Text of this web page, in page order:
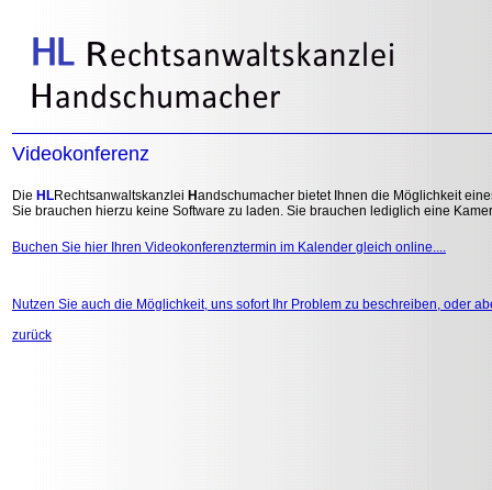
Videokonferenz
Die HLRechtsanwaltskanzlei Handschumacher bietet Ihnen die Möglichkeit
Sie brauchen hierzu keine Software zu laden. Sie brauchen lediglich eine
Buchen Sie hier Ihren Videokonferenztermin im Kalender gleich online....
Nutzen Sie auch die Möglichkeit, uns sofort Ihr Problem zu beschreiben, oder
zurück